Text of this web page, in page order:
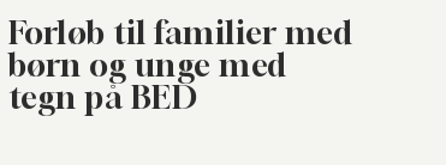
Forløb til familier med
børn og unge med
tegn på BED